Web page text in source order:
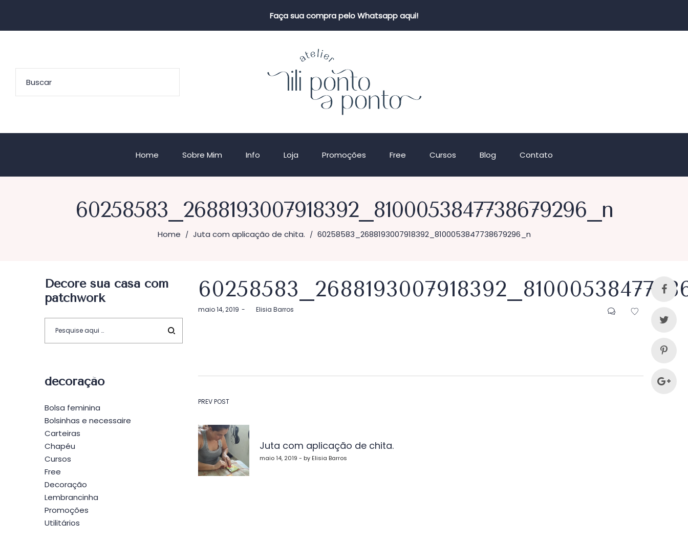
Faça sua compra pelo Whatsapp aqui!
Home Sobre Mim Info Loja Promoções Free Cursos Blog Contato
60258583_2688193007918392_8100053847738679296_n
Home / Juta com aplicação de chita. / 60258583_2688193007918392_8100053847738679296_n
Postado
maio 14, 2019 byElisia Barros
Navegação
de
Post
PREV POST
Juta com aplicação de chita.
maio 14, 2019 - by Elisia Barros
Decore sua casa com
patchwork
decoração
Bolsa feminina
Bolsinhas e necessaire
Carteiras
Chapéu
Cursos
Free
Decoração
Lembrancinha
Promoções
Utilitários